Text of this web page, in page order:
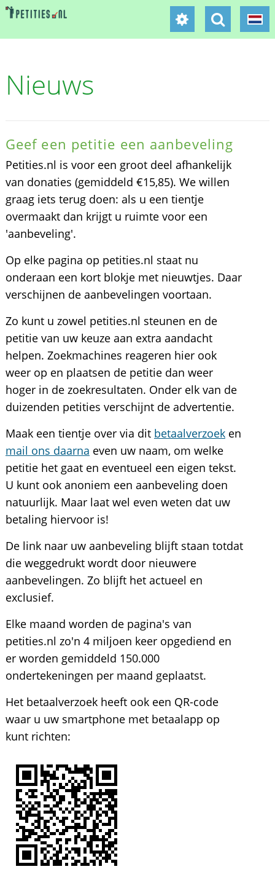
Nieuws
Geef een petitie een aanbeveling
Petities.nl is voor een groot deel afhankelijk
van donaties (gemiddeld €15,85). We willen
graag iets terug doen: als u een tientje
overmaakt dan krijgt u ruimte voor een
'aanbeveling'.
Op elke pagina op petities.nl staat nu
onderaan een kort blokje met nieuwtjes. Daar
verschijnen de aanbevelingen voortaan.
Zo kunt u zowel petities.nl steunen en de
petitie van uw keuze aan extra aandacht
helpen. Zoekmachines reageren hier ook
weer op en plaatsen de petitie dan weer
hoger in de zoekresultaten. Onder elk van de
duizenden petities verschijnt de advertentie.
Maak een tientje over via dit betaalverzoeken
mail ons daarna even uw naam, om welke
petitie het gaat en eventueel een eigen tekst.
U kunt ook anoniem een aanbeveling doen
natuurlijk. Maar laat wel even weten dat uw
betaling hiervoor is!
De link naar uw aanbeveling blijft staan totdat
die weggedrukt wordt door nieuwere
aanbevelingen. Zo blijft het actueel en
exclusief.
Elke maand worden de pagina's van
petities.nl zo'n 4 miljoen keer opgediend en
er worden gemiddeld 150.000
ondertekeningen per maand geplaatst.
Het betaalverzoek heeft ook een QR-code
waar u uw smartphone met betaalapp op
kunt richten: